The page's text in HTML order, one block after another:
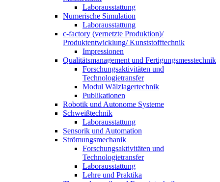
Laborausstattung
Numerische Simulation
Laborausstattung
c-factory (vernetzte Produktion)/
Produktentwicklung/ Kunststofftechnik
Impressionen
Qualitätsmanagement und Fertigungsmesstechnik
Forschungsaktivitäten und
Technologietransfer
Modul Wälzlagertechnik
Publikationen
Robotik und Autonome Systeme
Schweißtechnik
Laborausstattung
Sensorik und Automation
Strömungsmechanik
Forschungsaktivitäten und
Technologietransfer
Laborausstattung
Lehre und Praktika